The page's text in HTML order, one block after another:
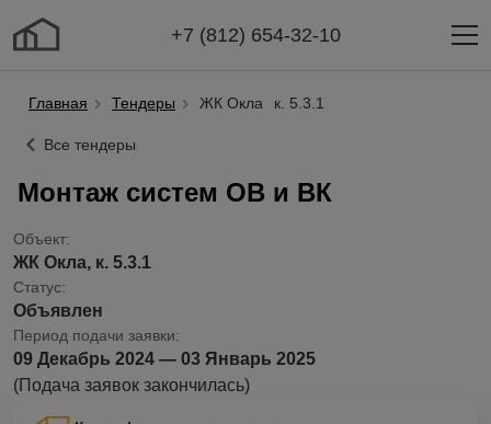
+7 (812) 654-32-10
Главная Тендеры ЖК Окла к. 5.3.1
Все тендеры
Монтаж систем ОВ и ВК
Объект:
ЖК Окла, к. 5.3.1
Статус:
Объявлен
Период подачи заявки:
09 Декабрь 2024 — 03 Январь 2025
(Подача заявок закончилась)